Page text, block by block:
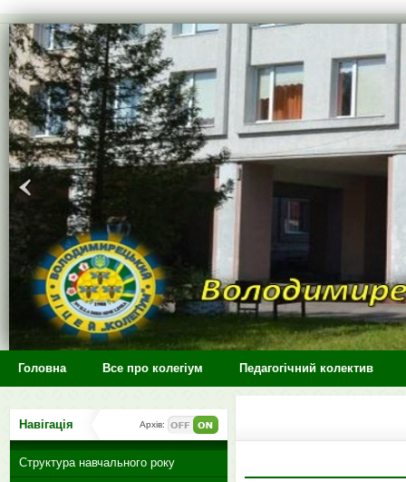
>
Головна Все про колегіум Педагогічний колектив
Навігація Архів:
Структура навчального року